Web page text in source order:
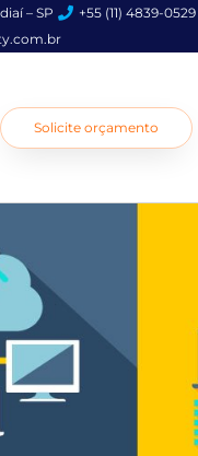
– SP
+55 (11) 4839-0529
Solicite orçamento